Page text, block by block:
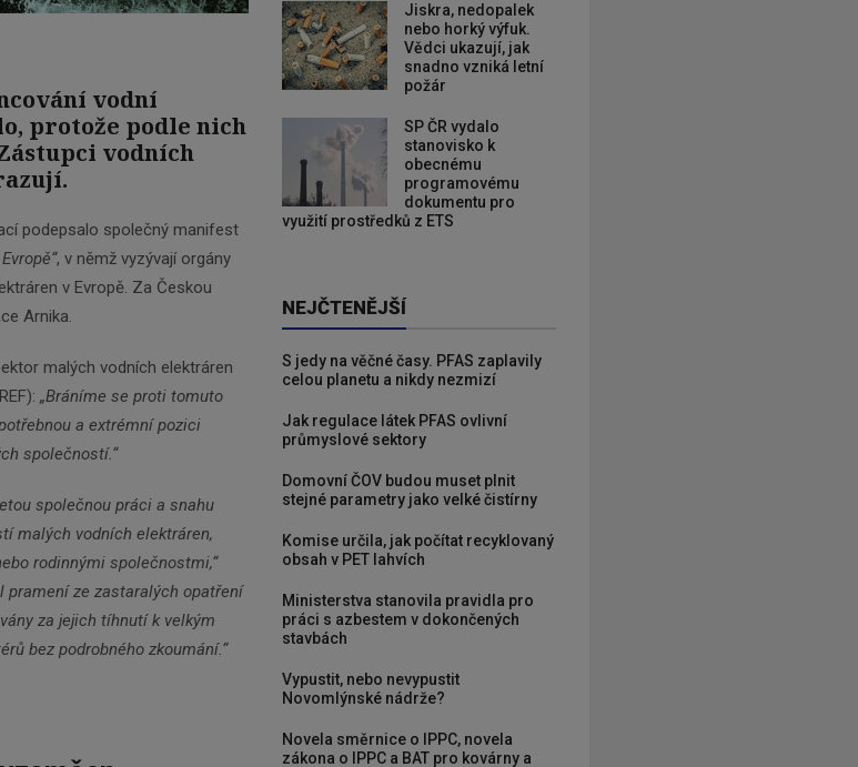
vodní
protože podle nich
vodních
podepsalo společný manifest
, v němž vyzývají orgány
v Evropě. Za Českou
Arnika.
malých vodních elektráren
„Bráníme se proti tomuto
a extrémní pozici
společností.“
společnou práci a snahu
malých vodních elektráren,
rodinnými společnostmi,“
pramení ze zastaralých opatření
za jejich tíhnutí k velkým
bez podrobného zkoumání.“
Jiskra, nedopalek
nebo horký výfuk.
Vědci ukazují, jak
snadno vzniká letní
požár
SP ČR vydalo
stanovisko k
obecnému
programovému
dokumentu pro
využití prostředků z ETS
NEJČTENĚJŠÍ
S jedy na věčné časy. PFAS zaplavily
celou planetu a nikdy nezmizí
Jak regulace látek PFAS ovlivní
průmyslové sektory
Domovní ČOV budou muset plnit
stejné parametry jako velké čistírny
Komise určila, jak počítat recyklovaný
obsah v PET lahvích
Ministerstva stanovila pravidla pro
práci s azbestem v dokončených
stavbách
Vypustit, nebo nevypustit
Novomlýnské nádrže?
Novela směrnice o IPPC, novela
zákona o IPPC a BAT pro kovárny a